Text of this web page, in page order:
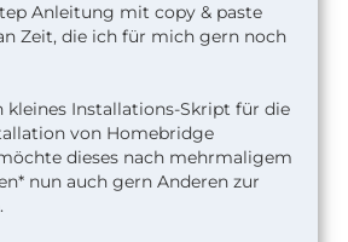
Anleitung mit copy & paste
Zeit, die ich für mich gern noch
kleines Installations-Skript für die
von Homebridge
dieses nach mehrmaligem
nun auch gern Anderen zur